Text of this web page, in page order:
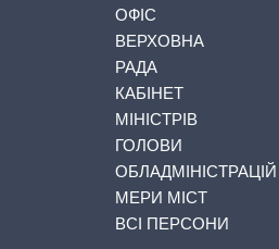
ОФІС
ВЕРХОВНА
РАДА
КАБІНЕТ
МІНІСТРІВ
ГОЛОВИ
ОБЛАДМІНІСТРАЦІЙ
МЕРИ МІСТ
ВСІ ПЕРСОНИ